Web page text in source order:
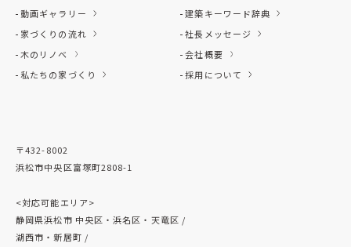
動画ギャラリー
家づくりの流れ
木のリノベ
私たちの家づくり
建築キーワード辞典
社長メッセージ
会社概要
採用について
〒432-8002
浜松市中央区富塚町2808-1
<対応可能エリア>
静岡県浜松市 中央区・浜名区・天竜区 /
湖西市・新居町 /